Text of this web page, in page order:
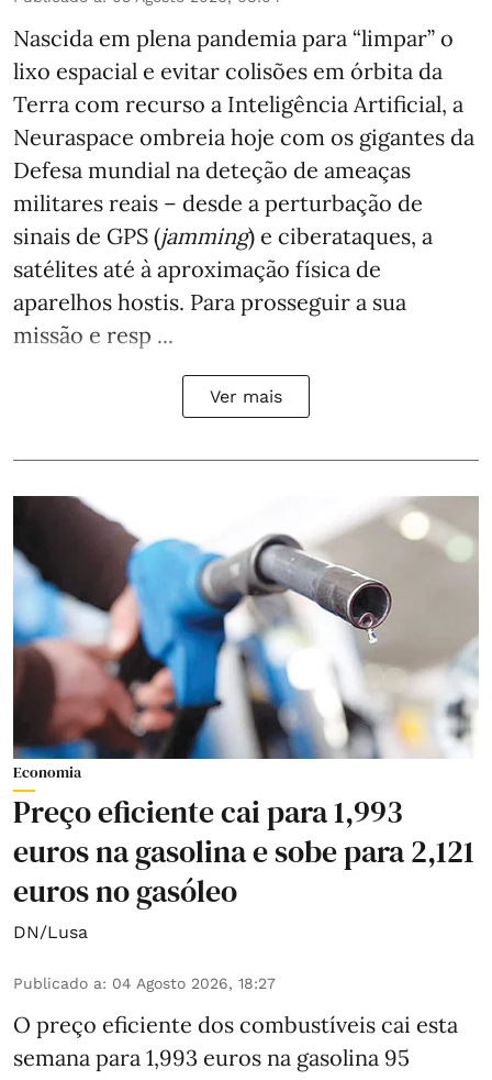
Nascida em plena pandemia para “limpar” o
lixo espacial e evitar colisões em órbita da
Terra com recurso a Inteligência Artificial, a
Neuraspace ombreia hoje com os gigantes da
Defesa mundial na deteção de ameaças
militares reais – desde a perturbação de
sinais de GPS (jamming) e ciberataques, a
satélites até à aproximação física de
aparelhos hostis. Para prosseguir a sua
missão e resp ...
Ver mais
Economia
Preço eficiente cai para 1,993
euros na gasolina e sobe para 2,121
euros no gasóleo
DN/Lusa
Publicado a: 04 Agosto 2026, 18:27
O preço eficiente dos combustíveis cai esta
semana para 1,993 euros na gasolina 95